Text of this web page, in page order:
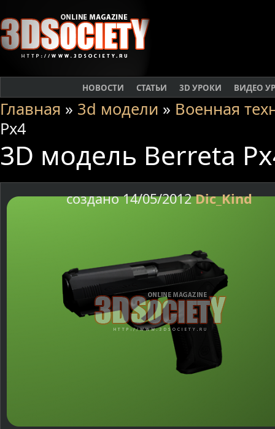
НОВОСТИ СТАТЬИ 3D УРОКИ ВИДЕО
Главная » 3d модели » Военная
Px4
3D модель Berreta
создано 14/05/2012Dic_Kind